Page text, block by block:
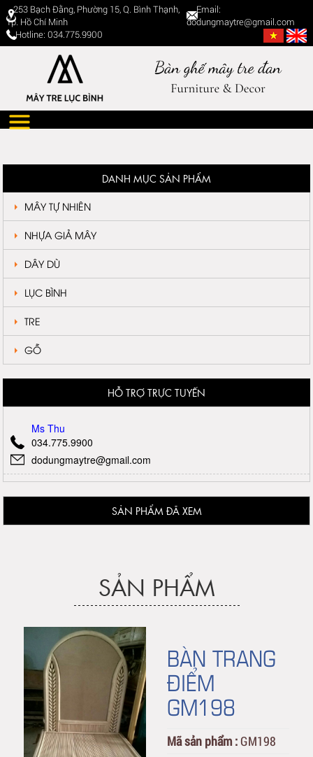
253 Bạch Đằng, Phường 15, Q. Bình Thạnh,
Tp. Hồ Chí Minh
Email:
dodungmaytre@gmail.com
Hotline: 034.775.9900
DANH MỤC SẢN PHẨM
MÂY TỰ NHIÊN
NHỰA GIẢ MÂY
DÂY DÙ
LỤC BÌNH
TRE
GỖ
HỖ TRỢ TRỰC TUYẾN
Ms Thu
034.775.9900
dodungmaytre@gmail.com
SẢN PHẨM ĐÃ XEM
SẢN PHẨM
BÀN TRANG
ĐIỂM
GM198
Mã sản phẩm : GM198